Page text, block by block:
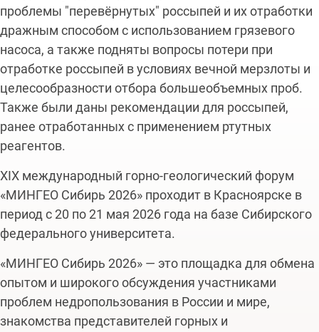
проблемы "перевёрнутых" россыпей и их отработки
дражным способом с использованием грязевого
насоса, а также подняты вопросы потери при
отработке россыпей в условиях вечной мерзлоты и
целесообразности отбора большеобъемных проб.
Также были даны рекомендации для россыпей,
ранее отработанных с применением ртутных
реагентов.
XIX международный горно-геологический форум
«МИНГЕО Сибирь 2026» проходит в Красноярске в
период с 20 по 21 мая 2026 года на базе Сибирского
федерального университета.
«МИНГЕО Сибирь 2026» — это площадка для обмена
опытом и широкого обсуждения участниками
проблем недропользования в России и мире,
знакомства представителей горных и